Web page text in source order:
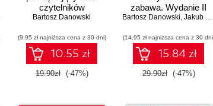
czytelników
Bartosz Danowski
(9,95 zł najniższa cena z 30 dni)
10.55 zł
19.90zł (-47%)
zabawa. Wydanie II
Bartosz Danowski, Jakub Danowski
(14,95 zł najniższa cena z 30
15.84 zł
29.90zł (-47%)